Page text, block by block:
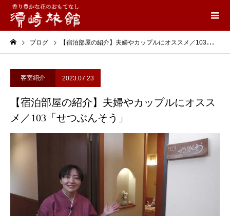
ブログ 【宿泊部屋の紹介】夫婦やカップルにオススメ／103「せつぶんそう」
客室紹介 2023.07.23
【宿泊部屋の紹介】夫婦やカップルにオスス
メ／103「せつぶんそう」